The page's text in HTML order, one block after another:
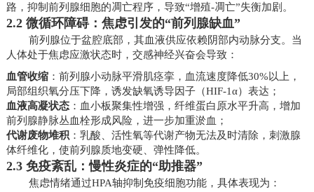
路，抑制前列腺细胞的凋亡程序，导致“增殖-凋亡”失衡加剧。
2.2 微循环障碍：焦虑引发的“前列腺缺血”
前列腺位于盆腔底部，其血液供应依赖阴部内动脉分支。当
人体处于焦虑应激状态时，交感神经兴奋会导致：
血管收缩：前列腺小动脉平滑肌痉挛，血流速度降低30%以上，
局部组织氧分压下降，诱发缺氧诱导因子（HIF-1α）表达；
血液高凝状态：血小板聚集性增强，纤维蛋白原水平升高，增加
前列腺静脉丛血栓形成风险，进一步加重淤血；
代谢废物堆积：乳酸、活性氧等代谢产物无法及时清除，刺激腺
体纤维化，使前列腺质地变硬、弹性降低。
2.3 免疫紊乱：慢性炎症的“助推器”
焦虑情绪通过HPA轴抑制免疫细胞功能，具体表现为：